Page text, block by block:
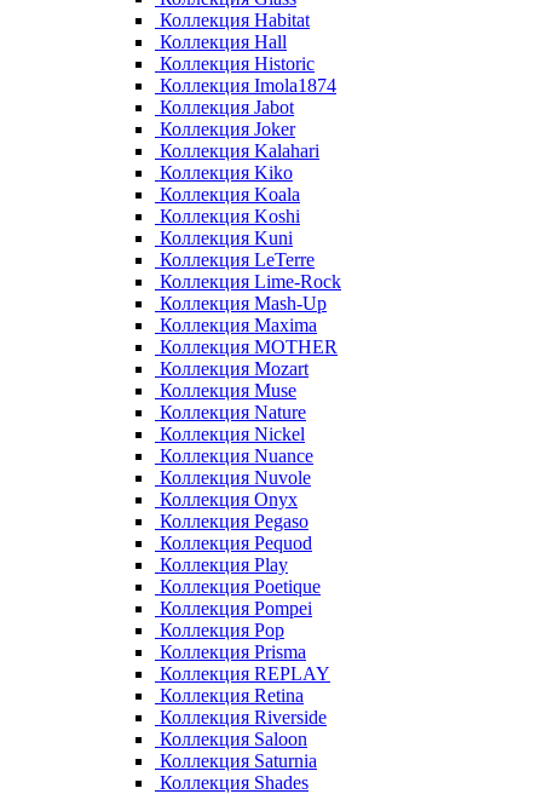
Коллекция Habitat
Коллекция Hall
Коллекция Historic
Коллекция Imola1874
Коллекция Jabot
Коллекция Joker
Коллекция Kalahari
Коллекция Kiko
Коллекция Koala
Коллекция Koshi
Коллекция Kuni
Коллекция LeTerre
Коллекция Lime-Rock
Коллекция Mash-Up
Коллекция Maxima
Коллекция MOTHER
Коллекция Mozart
Коллекция Muse
Коллекция Nature
Коллекция Nickel
Коллекция Nuance
Коллекция Nuvole
Коллекция Onyx
Коллекция Pegaso
Коллекция Pequod
Коллекция Play
Коллекция Poetique
Коллекция Pompei
Коллекция Pop
Коллекция Prisma
Коллекция REPLAY
Коллекция Retina
Коллекция Riverside
Коллекция Saloon
Коллекция Saturnia
Коллекция Shades